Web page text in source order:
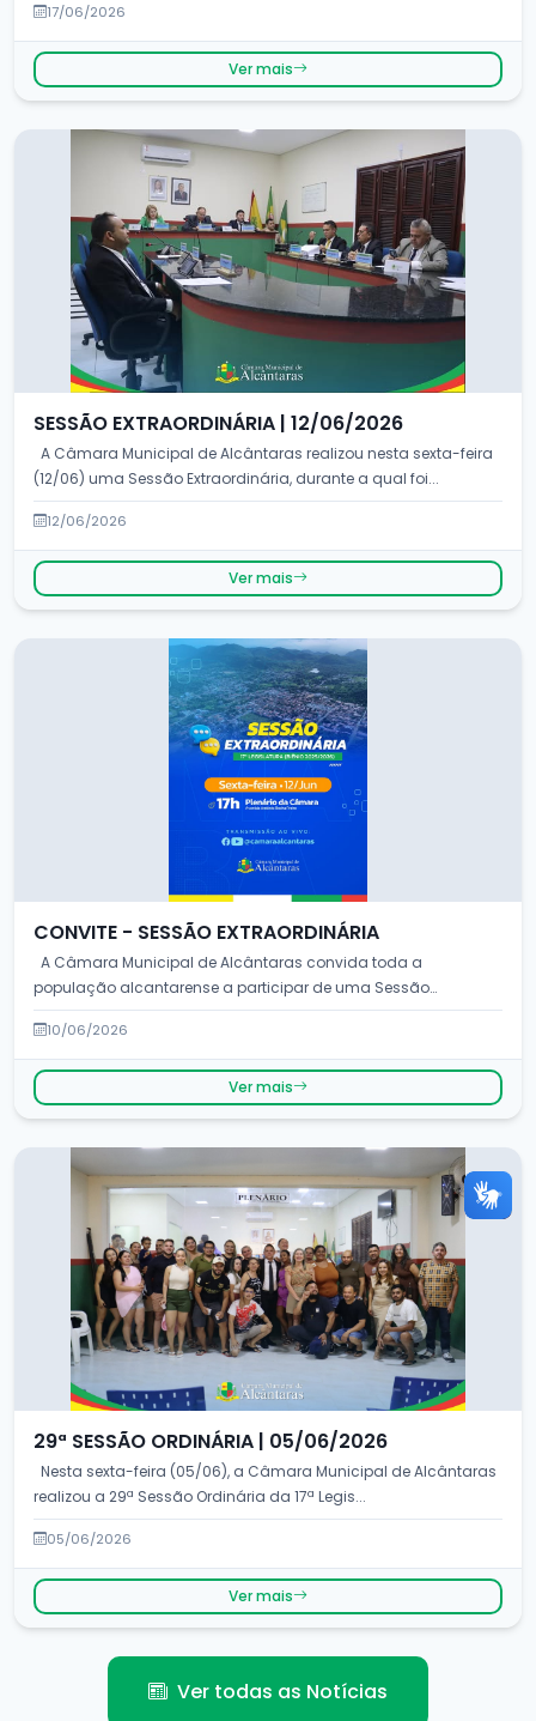
17/06/2026
Ver mais
SESSÃO EXTRAORDINÁRIA | 12/06/2026
(12/06) uma Sessão Extraordinária, durante a qual foi...
12/06/2026
Ver mais
CONVITE - SESSÃO EXTRAORDINÁRIA
população alcantarense a participar de uma Sessão
Extraordi...
10/06/2026
Ver mais
29ª SESSÃO ORDINÁRIA | 05/06/2026
realizou a 29ª Sessão Ordinária da 17ª Legis...
05/06/2026
Ver mais
Ver todas as Notícias